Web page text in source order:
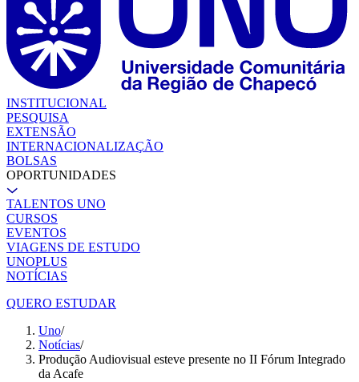
INSTITUCIONAL
PESQUISA
EXTENSÃO
INTERNACIONALIZAÇÃO
BOLSAS
OPORTUNIDADES
TALENTOS UNO
CURSOS
EVENTOS
VIAGENS DE ESTUDO
UNOPLUS
NOTÍCIAS
QUERO ESTUDAR
Uno/
Notícias/
Produção Audiovisual esteve presente no II Fórum Integrado
da Acafe